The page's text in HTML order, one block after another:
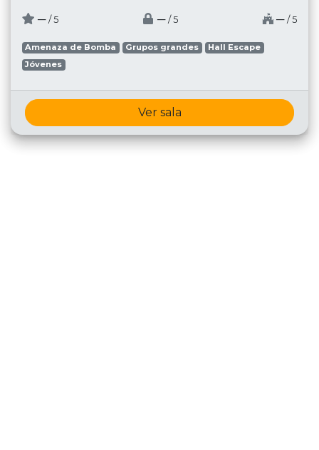
─ / 5 ─ / 5 ─ / 5
Amenaza de Bomba Grupos grandes
Hall Escape
Jóvenes
Ver sala